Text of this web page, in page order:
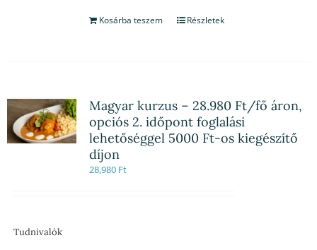
Kosárba teszem Részletek
Magyar kurzus – 28.980 Ft/fő áron,
opciós 2. időpont foglalási
lehetőséggel 5000 Ft-os kiegészítő
díjon
28,980 Ft
Tudnivalók